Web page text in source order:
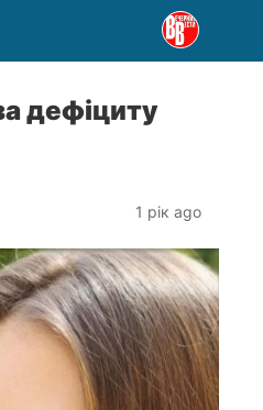
дефіциту
1 рік ago